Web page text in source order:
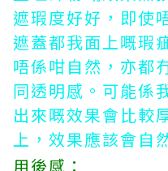
遮瑕度好好，即使
遮蓋都我面上嘅瑕
唔係咁自然，亦都
同透明感。可能係
出來嘅效果會比較
上，效果應該會自
用後感：